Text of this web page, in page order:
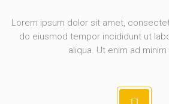
Lorem ipsum dolor sit amet,
do eiusmod tempor incididunt ut
aliqua. Ut enim ad minim